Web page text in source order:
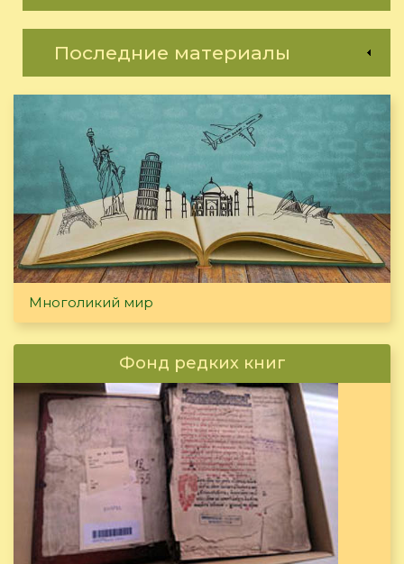
Последние материалы
Многоликий мир
Фонд редких книг